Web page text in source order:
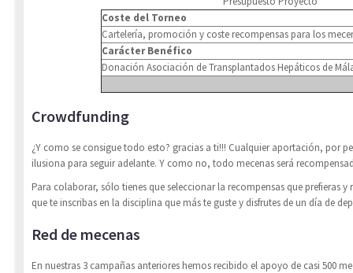
Coste del Torneo
Cartelería, promoción y coste recompensas para los
Carácter Benéfico
Donación Asociación de Transplantados Hepáticos de
Crowdfunding
¿Y como se consigue todo esto? gracias a ti!!! Cualquier aportación, por
ilusiona para seguir adelante. Y como no, todo mecenas será
Para colaborar, sólo tienes que seleccionar la recompensas que prefieras
que te inscribas en la disciplina que más te guste y disfrutes de un día de
Red de mecenas
En nuestras 3 campañas anteriores hemos recibido el apoyo de casi 500